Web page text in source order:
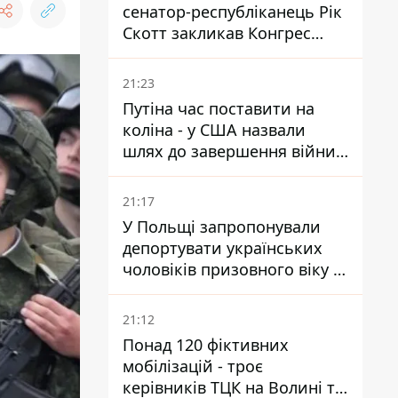
сенатор-республіканець Рік
Скотт закликав Конгрес
притягнути РФ до
відповідальності за війну в
Україні
21:23
Путіна час поставити на
коліна - у США назвали
шлях до завершення війни -
National Security Journal
21:17
У Польщі запропонували
депортувати українських
чоловіків призовного віку -
кого це може торкнутися
21:12
Понад 120 фіктивних
мобілізацій - троє
керівників ТЦК на Волині та